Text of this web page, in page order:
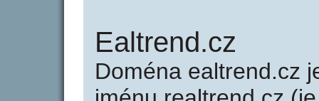
Ealtrend.cz
Doména ealtrend.cz